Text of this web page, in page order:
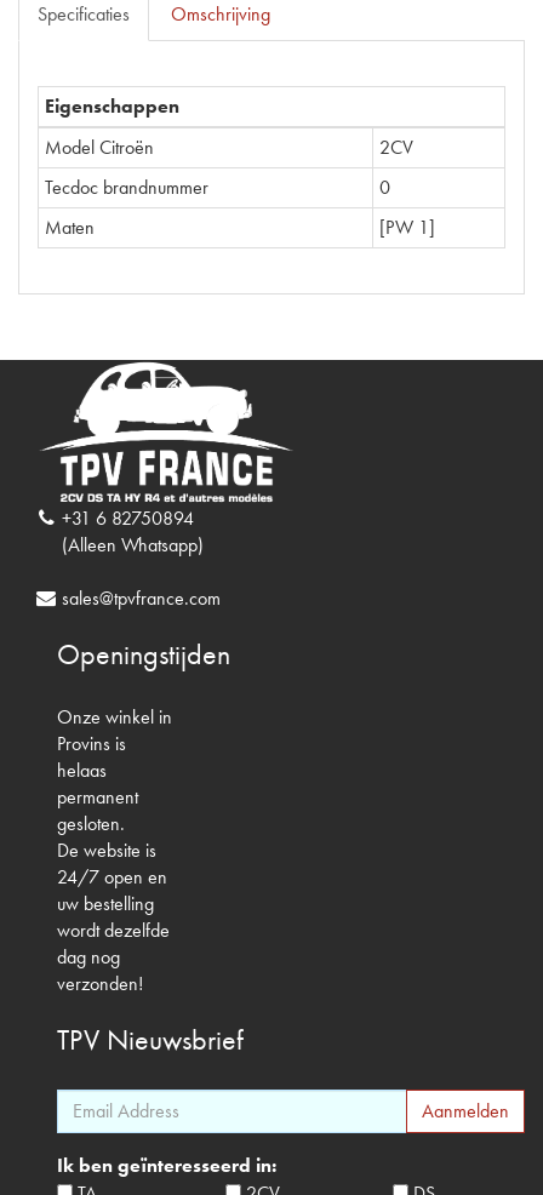
Specificaties Omschrijving
Eigenschappen
Model Citroën
2CV
Tecdoc brandnummer
0
Maten
[PW 1]
+31 6 82750894
(Alleen Whatsapp)
sales@tpvfrance.com
Openingstijden
Onze winkel in
Provins is
helaas
permanent
gesloten.
De website is
24/7 open en
uw bestelling
wordt dezelfde
dag nog
verzonden!
TPV Nieuwsbrief
Ik ben geïnteresseerd in: